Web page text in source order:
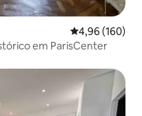
4,96 de uma
4,96 (160)
em ParisCenter